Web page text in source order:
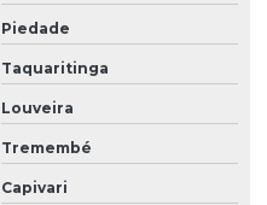
Piedade
Taquaritinga
Louveira
Tremembé
Capivari